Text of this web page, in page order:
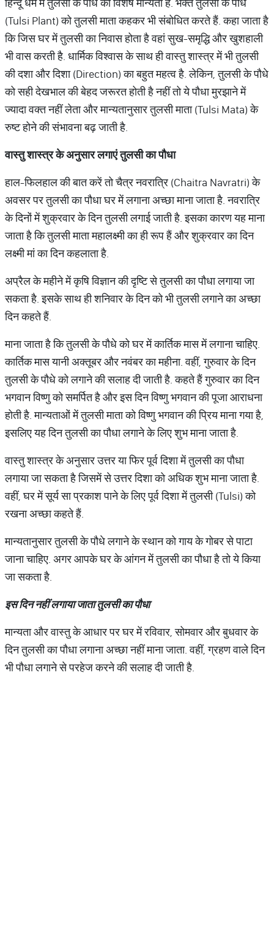
हिन्दू धर्म में तुलसी के पौधे की विशेष मान्यता है. भक्त तुलसी के पौधे
(Tulsi Plant) को तुलसी माता कहकर भी संबोधित करते हैं. कहा जाता है
कि जिस घर में तुलसी का निवास होता है वहां सुख-समृद्धि और खुशहाली
भी वास करती है. धार्मिक विश्वास के साथ ही वास्तु शास्त्र में भी तुलसी
की दशा और दिशा (Direction) का बहुत महत्व है. लेकिन, तुलसी के पौधे
को सही देखभाल की बेहद जरूरत होती है नहीं तो ये पौधा मुरझाने में
ज्यादा वक्त नहीं लेता और मान्यतानुसार तुलसी माता (Tulsi Mata) के
रुष्ट होने की संभावना बढ़ जाती है.
वास्तुशास्त्रकेअनुसारलगाएंतुलसीकापौधा
हाल-फिलहाल की बात करें तो चैत्र नवरात्रि (Chaitra Navratri) के
अवसर पर तुलसी का पौधा घर में लगाना अच्छा माना जाता है. नवरात्रि
के दिनों में शुक्रवार के दिन तुलसी लगाई जाती है. इसका कारण यह माना
जाता है कि तुलसी माता महालक्ष्मी का ही रूप हैं और शुक्रवार का दिन
लक्ष्मी मां का दिन कहलाता है.
अप्रैल के महीने में कृषि विज्ञान की दृष्टि से तुलसी का पौधा लगाया जा
सकता है. इसके साथ ही शनिवार के दिन को भी तुलसी लगाने का अच्छा
दिन कहते हैं.
माना जाता है कि तुलसी के पौधे को घर में कार्तिक मास में लगाना चाहिए.
कार्तिक मास यानी अक्तूबर और नवंबर का महीना. वहीं, गुरुवार के दिन
तुलसी के पौधे को लगाने की सलाह दी जाती है. कहते हैं गुरुवार का दिन
भगवान विष्णु को समर्पित है और इस दिन विष्णु भगवान की पूजा आराधना
होती है. मान्यताओं में तुलसी माता को विष्णु भगवान की प्रिय माना गया है,
इसलिए यह दिन तुलसी का पौधा लगाने के लिए शुभ माना जाता है.
वास्तु शास्त्र के अनुसार उत्तर या फिर पूर्व दिशा में तुलसी का पौधा
लगाया जा सकता है जिसमें से उत्तर दिशा को अधिक शुभ माना जाता है.
वहीं, घर में सूर्य सा प्रकाश पाने के लिए पूर्व दिशा में तुलसी (Tulsi) को
रखना अच्छा कहते हैं.
मान्यतानुसार तुलसी के पौधे लगाने के स्थान को गाय के गोबर से पाटा
जाना चाहिए. अगर आपके घर के आंगन में तुलसी का पौधा है तो ये किया
जा सकता है.
इसदिननहींलगायाजातातुलसीकापौधा
मान्यता और वास्तु के आधार पर घर में रविवार, सोमवार और बुधवार के
दिन तुलसी का पौधा लगाना अच्छा नहीं माना जाता. वहीं, ग्रहण वाले दिन
भी पौधा लगाने से परहेज करने की सलाह दी जाती है.